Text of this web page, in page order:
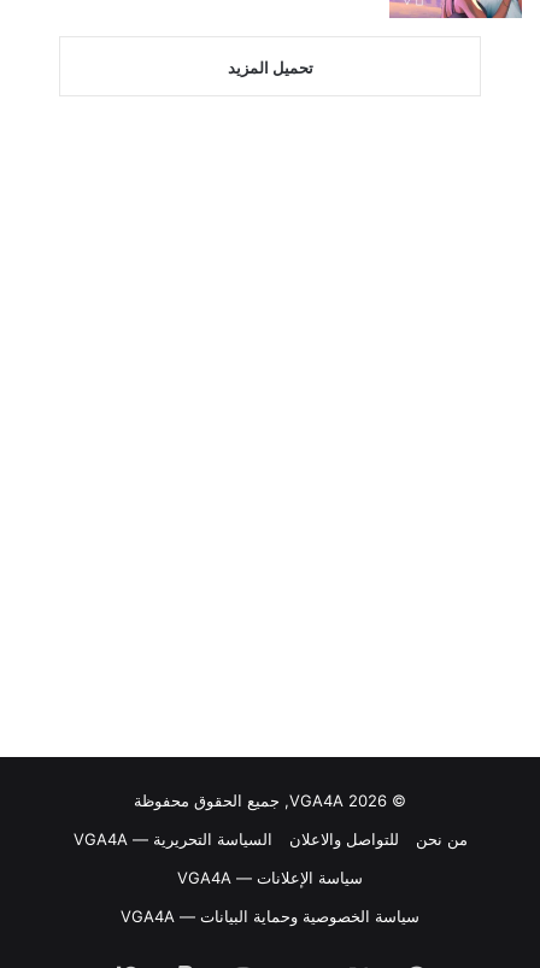
تحميل المزيد
© VGA4A 2026, جميع الحقوق محفوظة
من نحن
للتواصل والاعلان
السياسة التحريرية — VGA4A
سياسة الإعلانات — VGA4A
سياسة الخصوصية وحماية البيانات — VGA4A